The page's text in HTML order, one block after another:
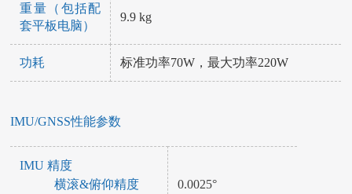
重量（包括配
套平板电脑）
9.9 kg
功耗 标准功率70W，最大功率220W
IMU/GNSS性能参数
IMU 精度
横滚&俯仰精度
0.0025°